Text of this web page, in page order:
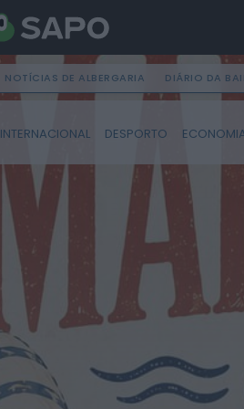
NOTÍCIAS DE ALBERGARIA DIÁRIO DA
INTERNACIONAL DESPORTO